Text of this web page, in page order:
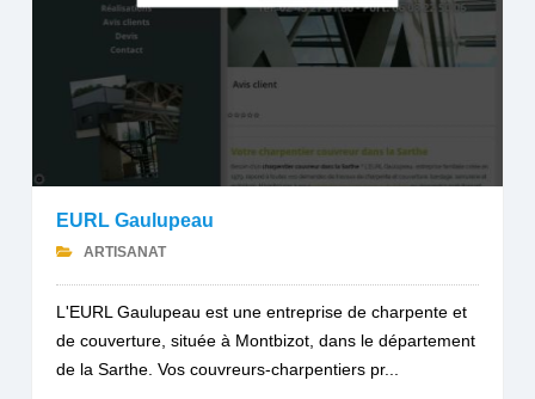
EURL Gaulupeau
ARTISANAT
L'EURL Gaulupeau est une entreprise de charpente et
de couverture, située à Montbizot, dans le département
de la Sarthe. Vos couvreurs-charpentiers pr...